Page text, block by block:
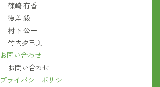
篠崎 有香
徳差 毅
村下 公一
竹内夕己美
お問い合わせ
お問い合わせ
プライバシーポリシー